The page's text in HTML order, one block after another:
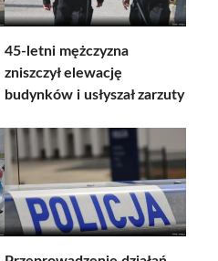
45-letni mężczyzna
zniszczył elewację
budynków i usłyszał zarzuty